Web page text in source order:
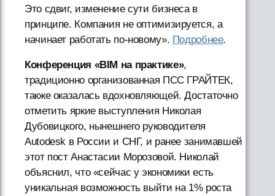
Это сдвиг, изменение сути бизнеса в
принципе. Компания не оптимизируется, а
начинает работать по-новому». Подробнее.
Конференция «BIM на практике»,
традиционно организованная ПСС ГРАЙТЕК,
также оказалась вдохновляющей. Достаточно
отметить яркие выступления Николая
Дубовицкого, нынешнего руководителя
Autodesk в России и СНГ, и ранее занимавшей
этот пост Анастасии Морозовой. Николай
объяснил, что «сейчас у экономики есть
уникальная возможность выйти на 1% роста